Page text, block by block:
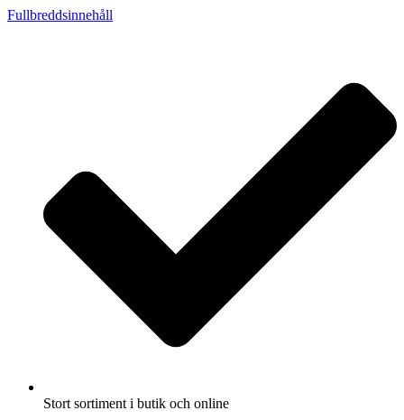
Fullbreddsinnehåll
Stort sortiment i butik och online